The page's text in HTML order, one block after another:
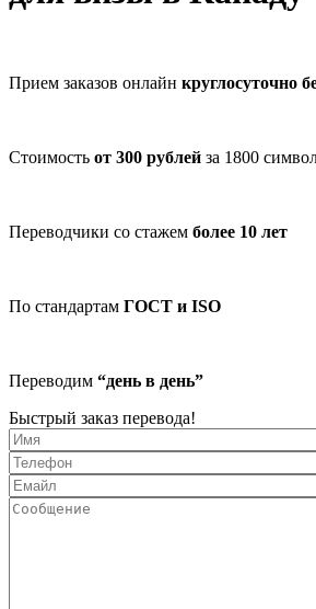
Прием заказов онлайн круглосуточно
Стоимость от 300 рублей за 1800
Переводчики со стажем более 10 лет
По стандартам ГОСТ и ISO
Переводим “день в день”
Быстрый заказ перевода!